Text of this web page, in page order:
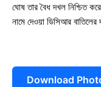
দেবহাটা তালা
ঘোষ তার বৈধ দখল নিশ্চিত
নামে দেওয়া ডিসিআর বাতিলের
Download